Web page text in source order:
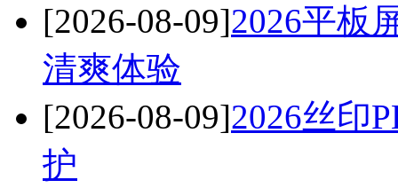
[2026-08-09]2026平板
清爽体验
[2026-08-09]2026丝印
护